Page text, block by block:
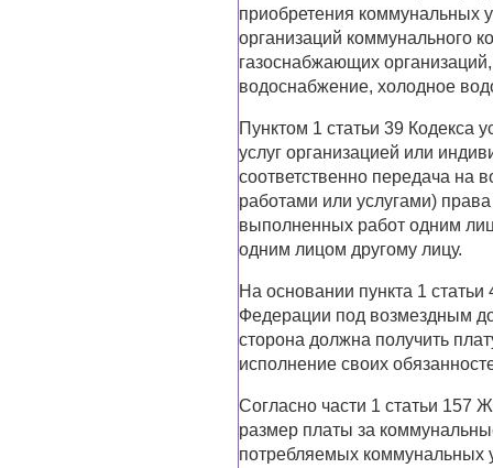
приобретения коммунальных
организаций коммунального
газоснабжающих
водоснабжение, холодное
Пунктом 1 статьи 39 Кодекса
услуг организацией или
соответственно передача на
работами или услугами)
выполненных работ одним
одним лицом другому лицу.
На основании пункта 1
Федерации под возмездным
сторона должна получить
исполнение своих
Согласно части 1 статьи 157
размер платы за
потребляемых коммунальных